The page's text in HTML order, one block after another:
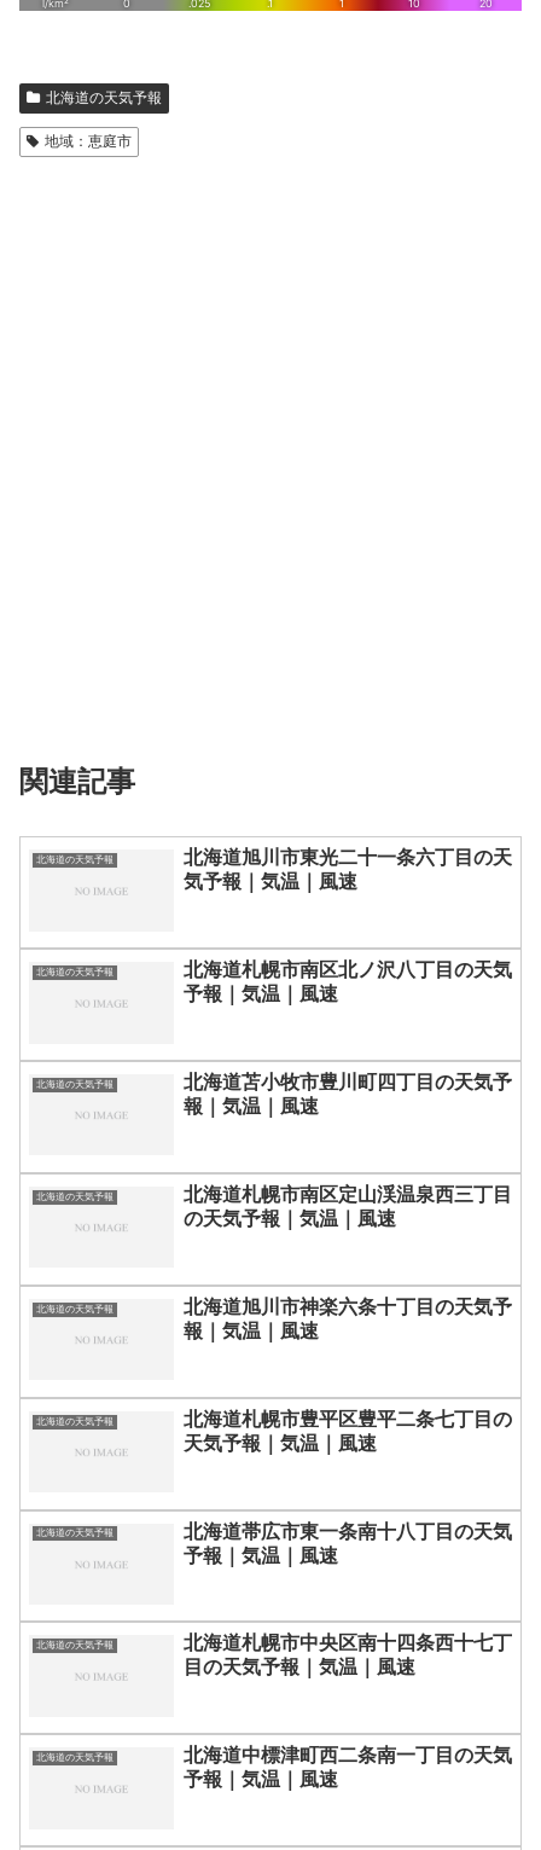
北海道の天気予報
地域：恵庭市
関連記事
北海道の天気予報
北海道旭川市東光二十一条六丁目の天
気予報｜気温｜風速
北海道の天気予報
北海道札幌市南区北ノ沢八丁目の天気
予報｜気温｜風速
北海道の天気予報
北海道苫小牧市豊川町四丁目の天気予
報｜気温｜風速
北海道の天気予報
北海道札幌市南区定山渓温泉西三丁目
の天気予報｜気温｜風速
北海道の天気予報
北海道旭川市神楽六条十丁目の天気予
報｜気温｜風速
北海道の天気予報
北海道札幌市豊平区豊平二条七丁目の
天気予報｜気温｜風速
北海道の天気予報
北海道帯広市東一条南十八丁目の天気
予報｜気温｜風速
北海道の天気予報
北海道札幌市中央区南十四条西十七丁
目の天気予報｜気温｜風速
北海道の天気予報
北海道中標津町西二条南一丁目の天気
予報｜気温｜風速